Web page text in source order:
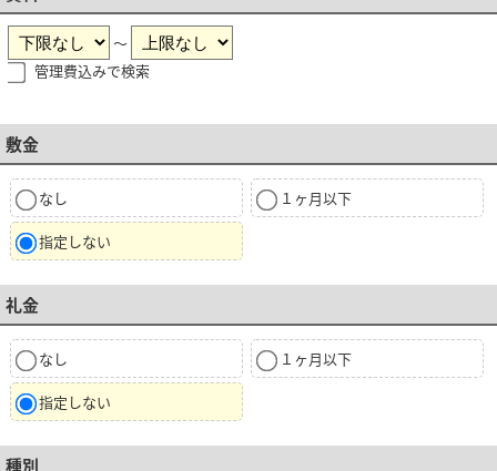
～
管理費込みで検索
敷金
なし １ヶ月以下
指定しない
礼金
なし １ヶ月以下
指定しない
種別